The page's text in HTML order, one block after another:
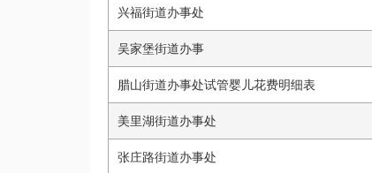
兴福街道办事处
吴家堡街道办事
腊山街道办事处试管婴儿花费明细表
美里湖街道办事处
张庄路街道办事处